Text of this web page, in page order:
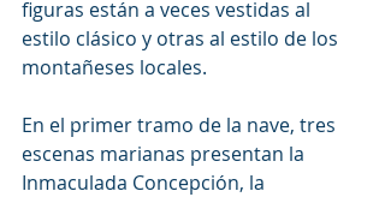
figuras están a veces vestidas al
estilo clásico y otras al estilo de los
montañeses locales.
En el primer tramo de la nave, tres
escenas marianas presentan la
Inmaculada Concepción, la